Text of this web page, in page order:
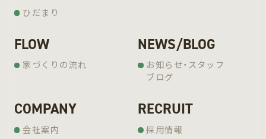
ひだまり
FLOW
家づくりの流れ
NEWS/BLOG
お知らせ・スタッフ
ブログ
COMPANY
会社案内
RECRUIT
採用情報